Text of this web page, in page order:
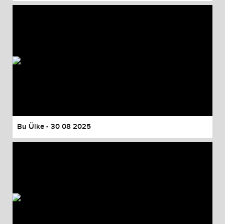
Bu Ülke - 30 08 2025